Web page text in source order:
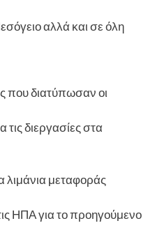
αλλά και σε όλη
που διατύπωσαν οι
τις διεργασίες στα
λιμάνια μεταφοράς
ΗΠΑ για το προηγούμενο